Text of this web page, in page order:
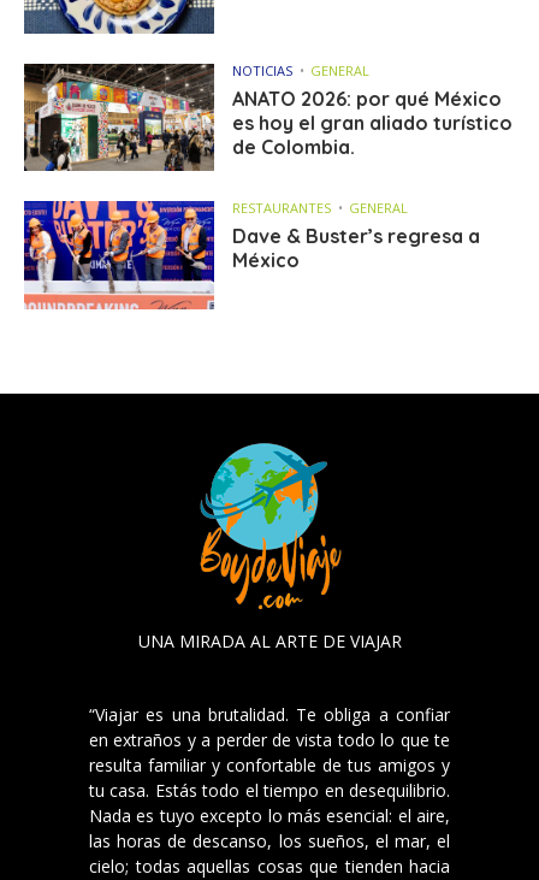
NOTICIAS GENERAL
ANATO 2026: por qué México
es hoy el gran aliado turístico
de Colombia.
RESTAURANTES GENERAL
Dave & Buster’s regresa a
México
UNA MIRADA AL ARTE DE VIAJAR
“Viajar es una brutalidad. Te obliga a confiar
en extraños y a perder de vista todo lo que te
resulta familiar y confortable de tus amigos y
tu casa. Estás todo el tiempo en desequilibrio.
Nada es tuyo excepto lo más esencial: el aire,
las horas de descanso, los sueños, el mar, el
cielo; todas aquellas cosas que tienden hacia